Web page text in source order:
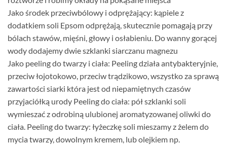
Jako środek przeciwbólowy i odprężający: kąpiele z
dodatkiem soli Epsom odprężają, skutecznie pomagają przy
bólach stawów, mięśni, głowy i osłabieniu. Do wanny gorącej
wody dodajemy dwie szklanki siarczanu magnezu
Jako peeling do twarzy i ciała: Peeling działa antybakteryjnie,
przeciw łojotokowo, przeciw trądzikowo, wszystko za sprawą
zawartości siarki która jest od niepamiętnych czasów
przyjaciółką urody Peeling do ciała: pół szklanki soli
wymieszać z odrobiną ulubionej aromatyzowanej oliwki do
ciała. Peeling do twarzy: łyżeczkę soli mieszamy z żelem do
mycia twarzy, dowolnym kremem, lub olejkiem np.